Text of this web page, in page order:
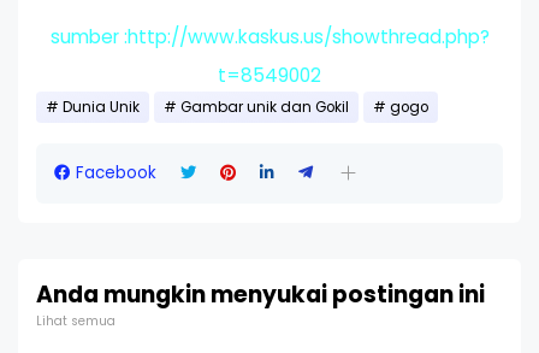
sumber :http://www.kaskus.us/showthread.php?
t=8549002
Dunia Unik Gambar unik dan Gokil gogo
Facebook
Anda mungkin menyukai postingan ini
Lihat semua